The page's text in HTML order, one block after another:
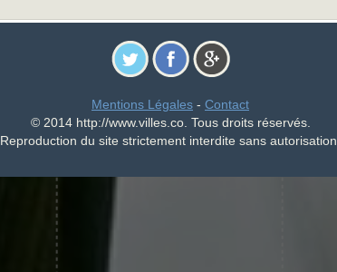
Mentions Légales - Contact
© 2014 http://www.villes.co. Tous droits réservés.
Reproduction du site strictement interdite sans autorisation.